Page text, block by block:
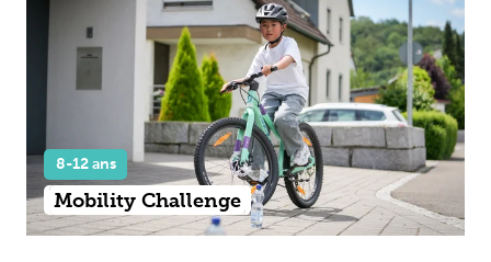
8-12 ans
Mobility Challenge